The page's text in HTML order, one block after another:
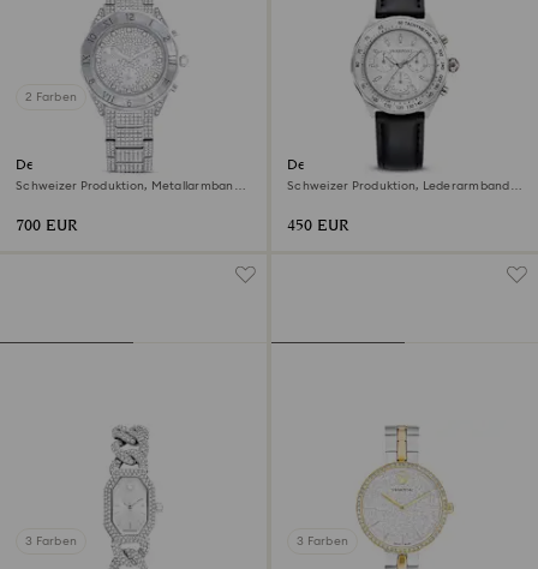
2 Farben
Dextera lux Uhr
Schweizer Produktion, Metallarmband,
700 EUR
Dextera tachymetre Uhr
Schweizer Produktion, Lederarmband,
450 EUR
3 Farben 3 Farben